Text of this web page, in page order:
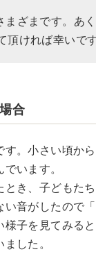
ざまです。あ
頂ければ幸いです
合
。小さい頃か
います。
とき、子どもた
い音がしたので
様子を見てみる
した。